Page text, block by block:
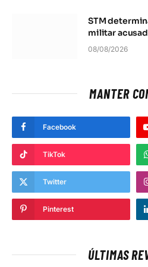
STM
militar
08/08/2026
MANTER
Facebook
TikTok
Twitter
Pinterest
ÚLTIMAS